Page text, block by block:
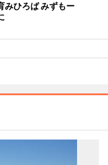
みひろば みずもー